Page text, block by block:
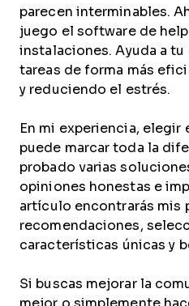
parecen interminables.
juego el software de
instalaciones. Ayuda a tu
tareas de forma más
y reduciendo el estrés.
En mi experiencia,
puede marcar toda la
probado varias
opiniones honestas e
artículo encontrarás mis
recomendaciones,
características únicas y
Si buscas mejorar la
mejor o simplemente